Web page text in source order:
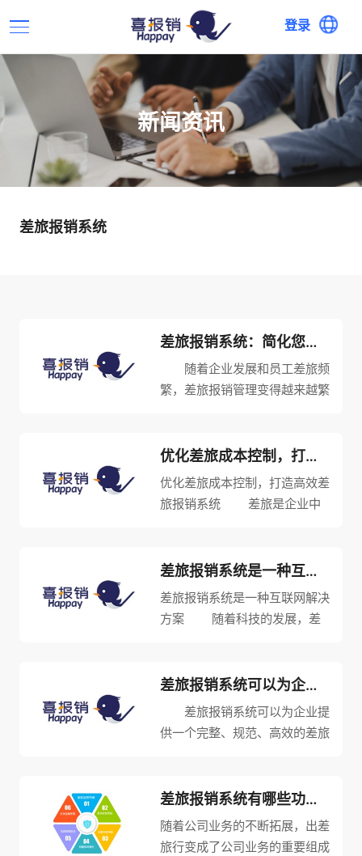
登录
新闻资讯
差旅报销系统
差旅报销系统：简化您的差旅报销流程提高工作效率
随着企业发展和员工差旅频
繁，差旅报销管理变得越来越繁
效率。 首先，差旅报销系
统可以降低企业的管理成本，节
省员工报销时间。传统报销方式
优化差旅成本控制，打造高效差旅报销系统
优化差旅成本控制，打造高效差
旅报销系统 差旅是企业中
须面对的问题之一。在此情况
下，如何优化差旅成本控制，打
造高效差旅报销系统便成为企业
差旅报销系统是一种互联网解决方案
差旅报销系统是一种互联网解决
方案 随着科技的发展，差
网解决方案，主要是用来自动审
批、跟踪和管理差旅报销申请
的。它可以帮助企业提高对差旅
差旅报销系统可以为企业做什么？
差旅报销系统可以为企业提
供一个完整、规范、高效的差旅
企业必不可少的一项管理系统。
差旅报销系统可以为企业提供一
个完整、规范、高效的差旅管理
差旅报销系统有哪些功能？哪家的比较好用？
随着公司业务的不断拓展，出差
旅行变成了公司业务的重要组成